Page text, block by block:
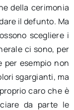
della cerimonia
il defunto. Ma
scegliere i
ci sono, per
per esempio non
sgargianti, ma
caro che è
da parte le